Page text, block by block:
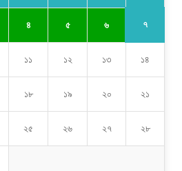
৪ ৫ ৬ ৭
১১ ১২ ১৩ ১৪
১৮ ১৯ ২০ ২১
২৫ ২৬ ২৭ ২৮